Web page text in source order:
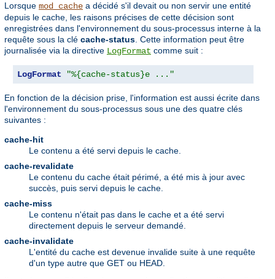
Lorsque mod_cache a décidé s'il devait ou non servir une entité
depuis le cache, les raisons précises de cette décision sont
enregistrées dans l'environnement du sous-processus interne à la
requête sous la clé cache-status . Cette information peut être
journalisée via la directive LogFormat comme suit :
LogFormat "%{cache-status}e ..."
En fonction de la décision prise, l'information est aussi écrite dans
l'environnement du sous-processus sous une des quatre clés
suivantes :
cache-hit
Le contenu a été servi depuis le cache.
cache-revalidate
Le contenu du cache était périmé, a été mis à jour avec
succès, puis servi depuis le cache.
cache-miss
Le contenu n'était pas dans le cache et a été servi
directement depuis le serveur demandé.
cache-invalidate
L'entité du cache est devenue invalide suite à une requête
d'un type autre que GET ou HEAD.